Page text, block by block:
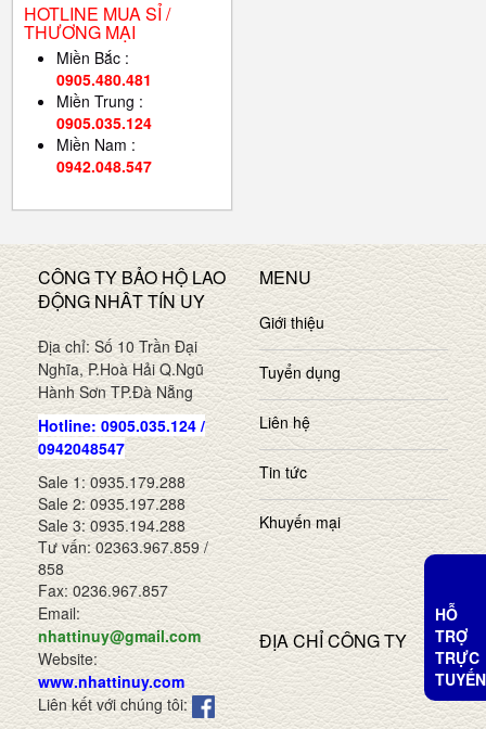
HOTLINE MUA SỈ /
THƯƠNG MẠI
Miền Bắc :
0905.480.481
Miền Trung :
0905.035.124
Miền Nam :
0942.048.547
CÔNG TY BẢO HỘ LAO
ĐỘNG NHÂT TÍN UY
Địa chỉ: Số 10 Trần Đại
Nghĩa, P.Hoà Hải Q.Ngũ
Hành Sơn TP.Đà Nẵng
Hotline: 0905.035.124 /
0942048547
Sale 1: 0935.179.288
Sale 2: 0935.197.288
Sale 3: 0935.194.288
Tư vấn: 02363.967.859 /
858
Fax: 0236.967.857
Email:
nhattinuy@gmail.com
Website:
www.nhattinuy.com
Liên kết với chúng tôi:
MENU
Giới thiệu
Tuyển dụng
Liên hệ
Tin tức
Khuyến mại
ĐỊA CHỈ CÔNG TY
HỖ
TRỢ
TRỰC
TUYẾN